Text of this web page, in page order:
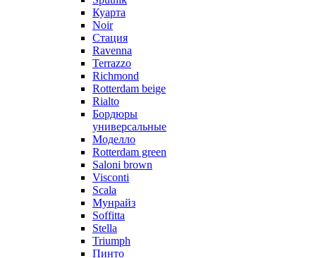
Куарта
Noir
Стация
Ravenna
Terrazzo
Richmond
Rotterdam beige
Rialto
Бордюры
универсальные
Моделло
Rotterdam green
Saloni brown
Visconti
Scala
Мунрайз
Soffitta
Stella
Triumph
Пинто